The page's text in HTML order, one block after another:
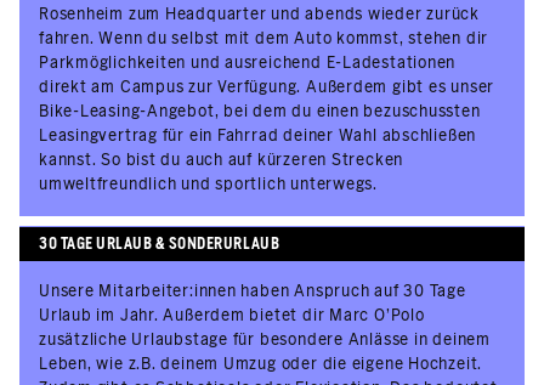
Rosenheim zum Headquarter und abends wieder zurück
fahren. Wenn du selbst mit dem Auto kommst, stehen dir
Parkmöglichkeiten und ausreichend E-Ladestationen
direkt am Campus zur Verfügung. Außerdem gibt es unser
Bike-Leasing-Angebot, bei dem du einen bezuschussten
Leasingvertrag für ein Fahrrad deiner Wahl abschließen
kannst. So bist du auch auf kürzeren Strecken
umweltfreundlich und sportlich unterwegs.
30 TAGE URLAUB & SONDERURLAUB
Unsere Mitarbeiter:innen haben Anspruch auf 30 Tage
Urlaub im Jahr. Außerdem bietet dir Marc O’Polo
zusätzliche Urlaubstage für besondere Anlässe in deinem
Leben, wie z.B. deinem Umzug oder die eigene Hochzeit.